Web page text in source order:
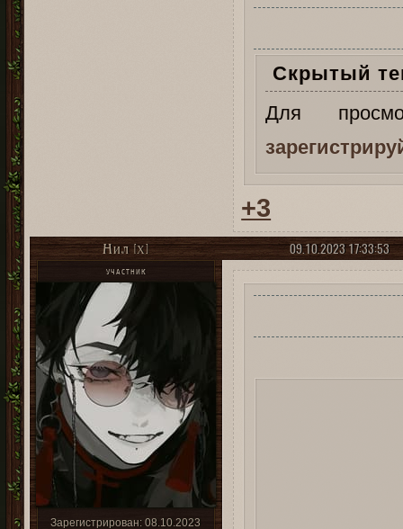
Скрытый
Для
+3
09.10.2023 17:33:53
Нил [X]
УЧАСТНИК
Зарегистрирован: 08.10.2023